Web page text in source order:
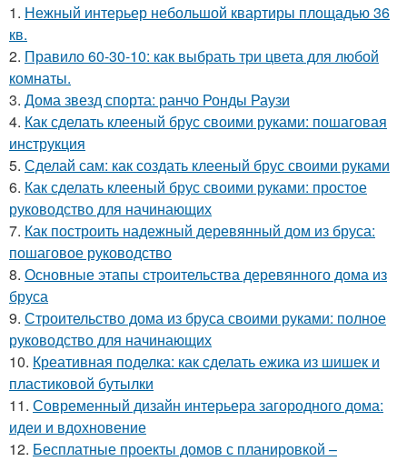
1. Нежный интерьер небольшой квартиры площадью 36
кв.
2. Правило 60-30-10: как выбрать три цвета для любой
комнаты.
3. Дома звезд спорта: ранчо Ронды Раузи
4. Как сделать клееный брус своими руками: пошаговая
инструкция
5. Сделай сам: как создать клееный брус своими руками
6. Как сделать клееный брус своими руками: простое
руководство для начинающих
7. Как построить надежный деревянный дом из бруса:
пошаговое руководство
8. Основные этапы строительства деревянного дома из
бруса
9. Строительство дома из бруса своими руками: полное
руководство для начинающих
10. Креативная поделка: как сделать ежика из шишек и
пластиковой бутылки
11. Современный дизайн интерьера загородного дома:
идеи и вдохновение
12. Бесплатные проекты домов с планировкой –